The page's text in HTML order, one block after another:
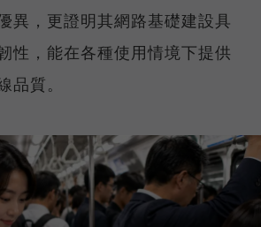
異，更證明其網路基礎建設具
性，能在各種使用情境下提供
品質。